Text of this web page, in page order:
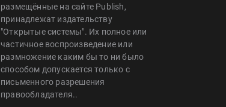
размещённые на сайте Publish,
принадлежат издательству
"Открытые системы". Их полное или
частичное воспроизведение или
размножение каким бы то ни было
способом допускается только с
письменного разрешения
правообладателя..